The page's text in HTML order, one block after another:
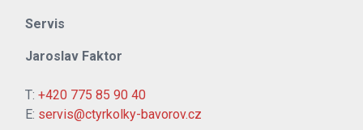
Servis
Jaroslav Faktor
T: +420 775 85 90 40
E: servis@ctyrkolky-bavorov.cz